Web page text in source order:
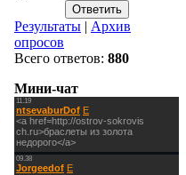
Результаты | Архив
опросов
Всего ответов: 880
Мини-чат